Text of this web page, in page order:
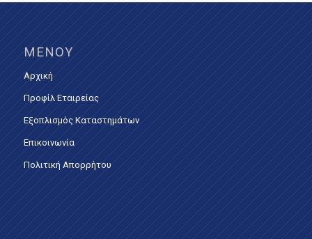
ΜΕΝΟΎ
Αρχική
Προφίλ Εταιρείας
Εξοπλισμός Καταστημάτων
Επικοινωνία
Πολιτική Απορρήτου